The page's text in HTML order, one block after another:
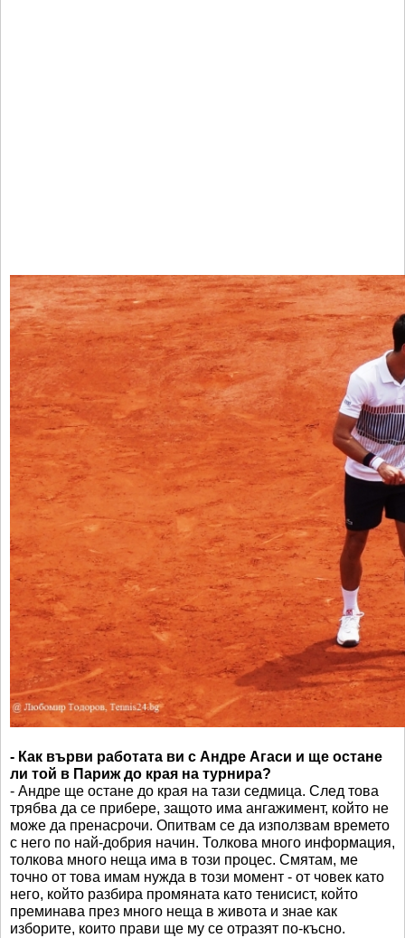
- Как върви работата ви с Андре Агаси и ще остане
ли той в Париж до края на турнира?
- Андре ще остане до края на тази седмица. След това
трябва да се прибере, защото има ангажимент, който не
може да пренасрочи. Опитвам се да използвам времето
с него по най-добрия начин. Толкова много информация,
толкова много неща има в този процес. Смятам, ме
точно от това имам нужда в този момент - от човек като
него, който разбира промяната като тенисист, който
преминава през много неща в живота и знае как
изборите, които прави ще му се отразят по-късно.